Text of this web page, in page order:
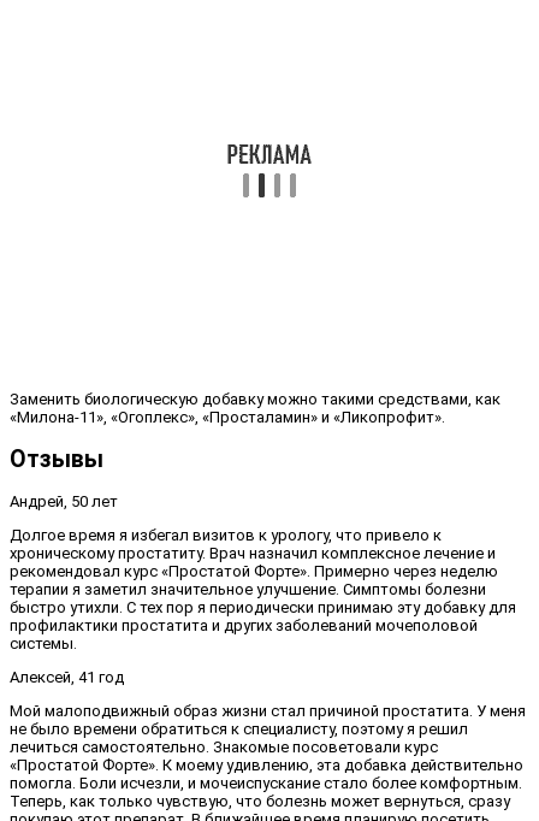
Заменить биологическую добавку можно такими средствами, как
«Милона-11», «Огоплекс», «Просталамин» и «Ликопрофит».
Отзывы
Андрей, 50 лет
Долгое время я избегал визитов к урологу, что привело к
хроническому простатиту. Врач назначил комплексное лечение и
рекомендовал курс «Простатой Форте». Примерно через неделю
терапии я заметил значительное улучшение. Симптомы болезни
быстро утихли. С тех пор я периодически принимаю эту добавку для
профилактики простатита и других заболеваний мочеполовой
системы.
Алексей, 41 год
Мой малоподвижный образ жизни стал причиной простатита. У меня
не было времени обратиться к специалисту, поэтому я решил
лечиться самостоятельно. Знакомые посоветовали курс
«Простатой Форте». К моему удивлению, эта добавка действительно
помогла. Боли исчезли, и мочеиспускание стало более комфортным.
Теперь, как только чувствую, что болезнь может вернуться, сразу